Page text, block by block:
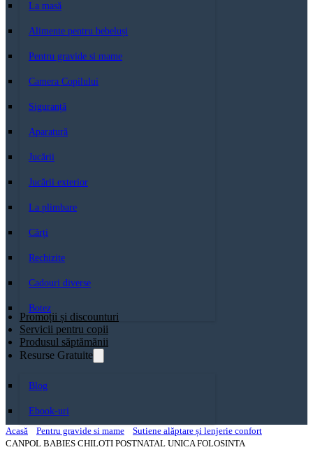
La masă
Alimente pentru bebeluși
Pentru gravide si mame
Camera Copilului
Siguranță
Aparatură
Jucării
Jucării exterior
La plimbare
Cărți
Rechizite
Cadouri diverse
Botez
Promoții și discounturi
Servicii pentru copii
Produsul săptămănii
Resurse Gratuite
Blog
Ebook-uri
Acasă
Pentru gravide si mame
Sutiene alăptare și lenjerie confort
CANPOL BABIES CHILOTI POSTNATAL UNICA FOLOSINTA